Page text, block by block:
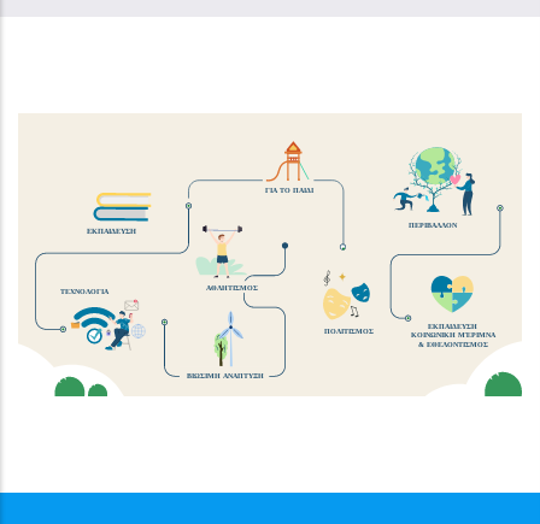
ΠΕΡΙΒΑΛΛΟΝ
ΤΕΧΝΟΛΟΓΙΑ
ΕΚΠΑΙΔΕΥΣΗ
ΚΟΙΝΩΝΙΚΗ ΜΈΡΙΜΝΑ
& ΕΘΕΛΟΝΤΙΣΜΟΣ
ΕΚΠΑΙΔΕΥΣΗ
ΑΘΛΗΤΙΣΜΟΣ
ΓΙΑ ΤΟ ΠΑΙΔΙ
ΒΙΩΣΙΜΗ ΑΝΑΠΤΥΞΗ
ΠΟΛΙΤΙΣΜΟΣ